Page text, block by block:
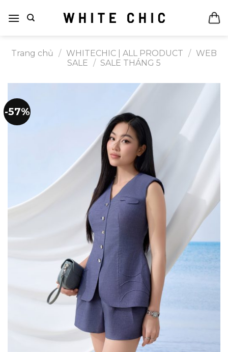
qua
Trang chủ
/ WHITECHIC | ALL PRODUCT / WEB
SALE / SALE THÁNG 5
-57%